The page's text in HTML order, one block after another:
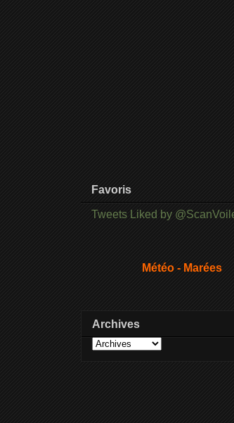
Favoris
Tweets Liked by
Météo - Marées
Archives